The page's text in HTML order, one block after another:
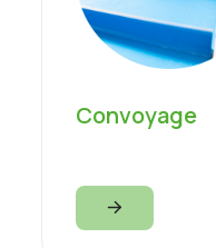
Convoyage